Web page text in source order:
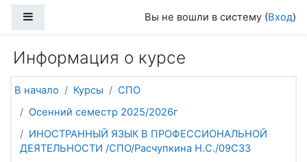
Вы не вошли в систему (Вход)
Информация о курсе
В начало Курсы
СПО
Осенний семестр 2025/2026г
ИНОСТРАННЫЙ ЯЗЫК В ПРОФЕССИОНАЛЬНОЙ
ДЕЯТЕЛЬНОСТИ /СПО/Расчупкина Н.С./09С33